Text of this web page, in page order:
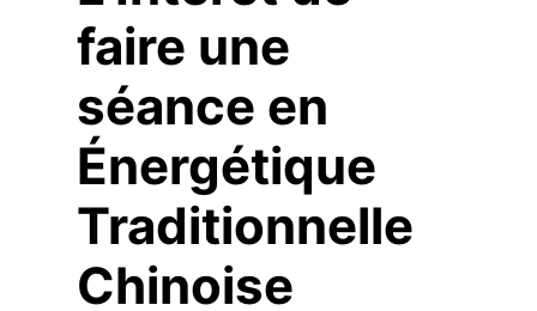
faire une
séance en
Énergétique
Traditionnelle
Chinoise